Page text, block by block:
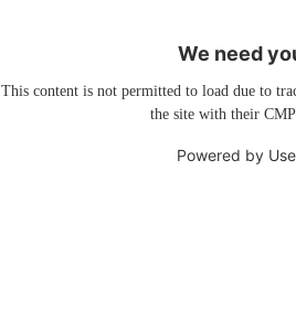
We need
This content is not permitted to load due to
the site with their
Powered by